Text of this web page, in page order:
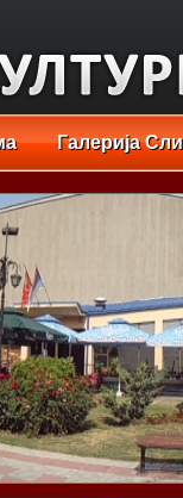
Галерија